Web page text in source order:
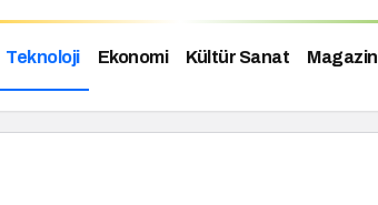
Teknoloji Ekonomi Kültür Sanat Magazin